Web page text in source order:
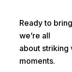
Ready to
we’re all
about striking
moments.